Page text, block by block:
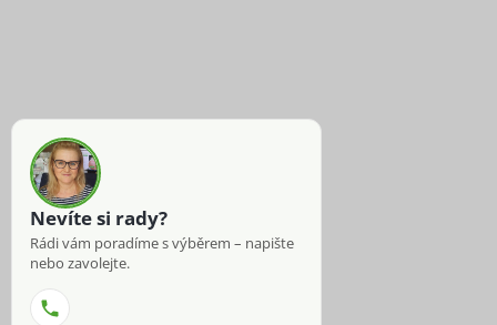
Nevíte si rady?
Rádi vám poradíme s výběrem – napište
nebo zavolejte.